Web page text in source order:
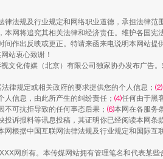
法规及行业规定和网络职业道德，承担法律
网将追究其相关法律和经济责任。维护各国
作出反映或更正。特请来函来电说明本网站
站衷心致谢！
文化传媒（北京）有限公司独家协办发布广告
律规定或相关政府的要求提供您的个人信息； ⑵
信息，由此所产生的纠纷责任； ⑷任何由于黑
不可抗拒导致的任何事态后果； ⑹本网在各服务
诉报料等讯息投稿，其证明你已经阅读本网
根据中国互联网法律法规及行业规定和国际互
网所有。本传媒网站拥有管理笔名和代表某